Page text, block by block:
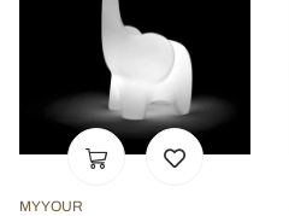
MYYOUR